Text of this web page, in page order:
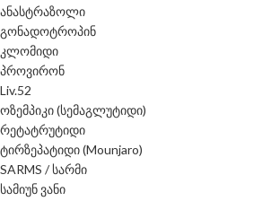
ანასტრაზოლი
გონადოტროპინ
კლომიდი
პროვირონ
Liv.52
ოზემპიკი (სემაგლუტიდი)
რეტატრუტიდი
ტირზეპატიდი (Mounjaro)
SARMS / სარმი
სამიუნ ვანი